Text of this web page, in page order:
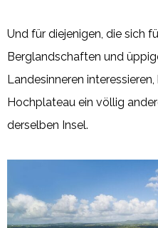
Und für diejenigen, die sich
Berglandschaften und
Landesinneren
Hochplateau ein völlig
derselben Insel.